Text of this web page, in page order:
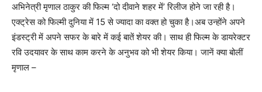
अभिनेत्री मृणाल ठाकुर की फिल्म ‘दो दीवाने शहर में’ रिलीज होने जा रही है।
एक्ट्रेस को फिल्मी दुनिया में 15 से ज्यादा का वक्त हो चुका है।अब उन्होंने अपने
इंडस्ट्री में अपने सफर के बारे में कई बातें शेयर की। साथ ही फिल्म के डायरेक्टर
रवि उदयावर के साथ काम करने के अनुभव को भी शेयर किया। जानें क्या बोलीं
मृणाल –